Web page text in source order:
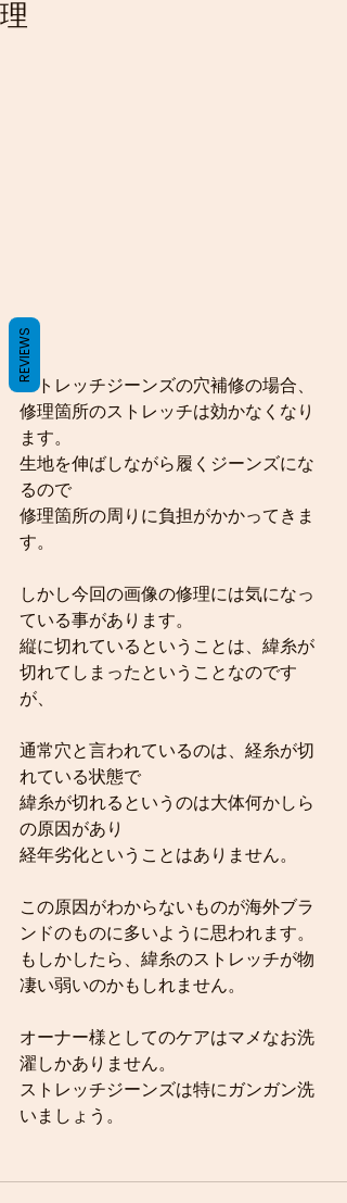
理
ストレッチジーンズの穴補修の場合、
修理箇所のストレッチは効かなくなり
ます。
生地を伸ばしながら履くジーンズにな
るので
修理箇所の周りに負担がかかってきま
す。
しかし今回の画像の修理には気になっ
ている事があります。
縦に切れているということは、緯糸が
切れてしまったということなのです
が、
通常穴と言われているのは、経糸が切
れている状態で
緯糸が切れるというのは大体何かしら
の原因があり
経年劣化ということはありません。
この原因がわからないものが海外ブラ
ンドのものに多いように思われます。
もしかしたら、緯糸のストレッチが物
凄い弱いのかもしれません。
オーナー様としてのケアはマメなお洗
濯しかありません。
ストレッチジーンズは特にガンガン洗
いましょう。
REVIEWS